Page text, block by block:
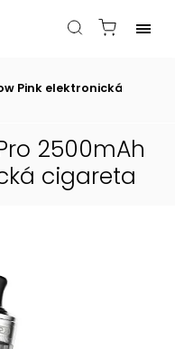
Pink elektronická
2500mAh
cigareta